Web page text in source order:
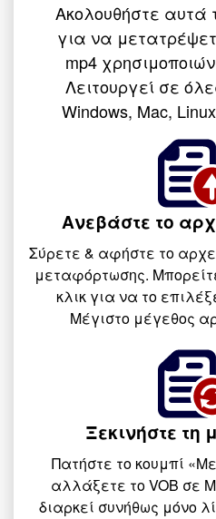
Ακολουθήστε
για να
mp4
Λειτουργεί σε
Windows, Mac,
Ανεβάστε το
Σύρετε & αφήστε το
μεταφόρτωσης.
κλικ για να το
Μέγιστο μέγεθος
Ξεκινήστε τη
Πατήστε το κουμπί
αλλάξετε το VOB σε
διαρκεί συνήθως μόνο